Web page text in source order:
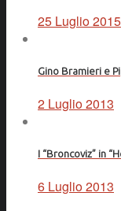
25 Luglio 2015
Gino Bramieri e
2 Luglio 2013
I “Broncoviz” in
6 Luglio 2013